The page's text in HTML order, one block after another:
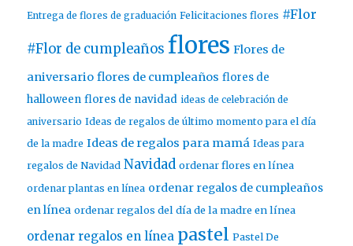
Entrega de flores de graduación Felicitaciones flores #Flor
#Flor de cumpleaños flores Flores de
aniversario flores de cumpleaños flores de
halloween flores de navidad ideas de celebración de
aniversario Ideas de regalos de último momento para el día
de la madre Ideas de regalos para mamá Ideas para
regalos de Navidad Navidad ordenar flores en línea
ordenar plantas en línea ordenar regalos de cumpleaños
en línea ordenar regalos del día de la madre en línea
ordenar regalos en línea pastel Pastel De